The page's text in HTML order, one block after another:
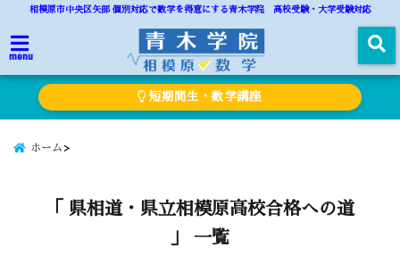
相模原市中央区矢部 個別対応で数学を得意にする青木学院 高校受験・大学受験対応
menu
短期間生・数学講座
ホーム
「 県相道・県立相模原高校合格への道
」 一覧